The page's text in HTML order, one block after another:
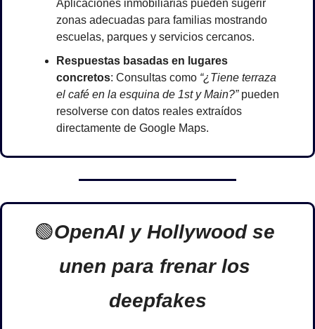
Aplicaciones inmobiliarias pueden sugerir
zonas adecuadas para familias mostrando
escuelas, parques y servicios cercanos.
Respuestas basadas en lugares
concretos: Consultas como “¿Tiene terraza
el café en la esquina de 1st y Main?” pueden
resolverse con datos reales extraídos
directamente de Google Maps.
🟢OpenAI y Hollywood se
unen para frenar los
deepfakes